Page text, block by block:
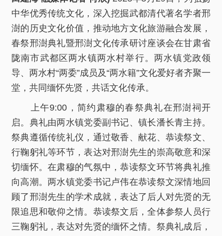
中华优秀传统文化，深入挖掘武都清代著名学者邢
澍的历史文化价值，推动地方文化旅游融合发展，
春祭邢澍典礼暨邢澍文化传承研讨座谈会在甘肃省
陇南市武都区两水镇两水村举行。两水镇党政领
导、两水村“两委”成员及“两水籍”文化爱好者齐聚一
堂，共同缅怀先贤，共话文化传承。
上午9:00，简约肃穆的春祭典礼在邢澍祠开
启。典礼由两水镇党委副书记、镇长潘长青主持。
祭典遵循传统礼仪，通过敬香、献花、恭读祭文、
行鞠躬礼等环节，表达对邢澍先生的崇高敬意和深
切缅怀。在肃穆的气氛中，恭读祭文环节将典礼推
向高潮。两水镇党委书记卢伟在恭读祭文深情地回
顾了邢澍先生的学术成就，表达了后人对先贤的无
限追思和敬仰之情。恭读祭文后，全体参祭人员行
三鞠躬礼，表达对先贤的缅怀之情。祭典礼成后，